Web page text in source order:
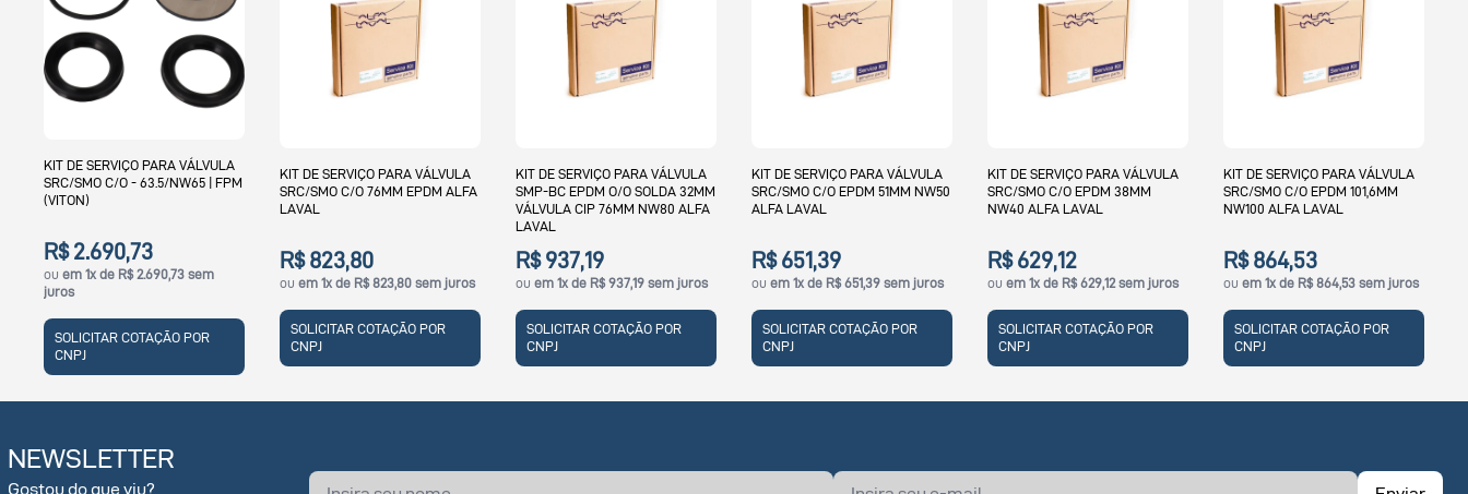
KIT DE SERVIÇO PARA VÁLVULA
SRC/SMO C/O - 63.5/NW65 | FPM
(VITON)
R$ 2.690,73
ouem 1x de R$ 2.690,73 sem
juros
SOLICITAR COTAÇÃO POR
CNPJ
KIT DE SERVIÇO PARA VÁLVULA
SRC/SMO C/O 76MM EPDM ALFA
LAVAL
R$ 823,80
ouem 1x de R$ 823,80 sem juros
SOLICITAR COTAÇÃO POR
CNPJ
KIT DE SERVIÇO PARA VÁLVULA
SMP-BC EPDM O/O SOLDA 32MM
VÁLVULA CIP 76MM NW80 ALFA
LAVAL
R$ 937,19
ouem 1x de R$ 937,19 sem juros
SOLICITAR COTAÇÃO POR
CNPJ
KIT DE SERVIÇO PARA VÁLVULA
SRC/SMO C/O EPDM 51MM NW50
ALFA LAVAL
R$ 651,39
ouem 1x de R$ 651,39 sem juros
SOLICITAR COTAÇÃO POR
CNPJ
KIT DE SERVIÇO PARA VÁLVULA
SRC/SMO C/O EPDM 38MM
NW40 ALFA LAVAL
R$ 629,12
ouem 1x de R$ 629,12 sem juros
SOLICITAR COTAÇÃO POR
CNPJ
KIT DE SERVIÇO PARA VÁLVULA
SRC/SMO C/O EPDM 101,6MM
NW100 ALFA LAVAL
R$ 864,53
ouem 1x de R$ 864,53 sem juros
SOLICITAR COTAÇÃO POR
CNPJ
NEWSLETTER
Gostou do que viu?